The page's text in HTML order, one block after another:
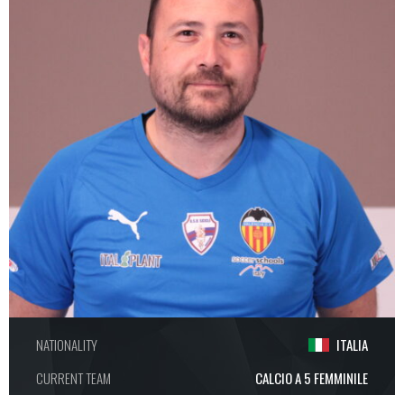
NATIONALITY
ITALIA
CURRENT TEAM
CALCIO A 5 FEMMINILE